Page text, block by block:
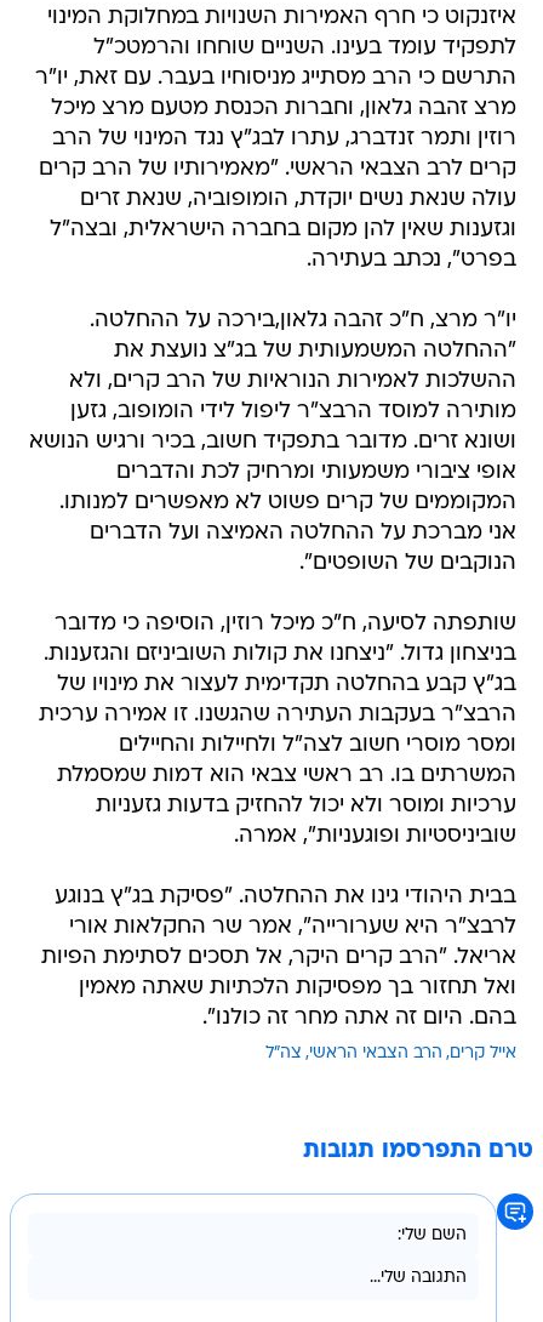
איזנקוט כי חרף האמירות השנויות במחלוקת המינוי
לתפקיד עומד בעינו. השניים שוחחו והרמטכ"ל
התרשם כי הרב מסתייג מניסוחיו בעבר. עם זאת, יו"ר
מרצ זהבה גלאון, וחברות הכנסת מטעם מרצ מיכל
רוזין ותמר זנדברג, עתרו לבג"ץ נגד המינוי של הרב
קרים לרב הצבאי הראשי. "מאמירותיו של הרב קרים
עולה שנאת נשים יוקדת, הומופוביה, שנאת זרים
וגזענות שאין להן מקום בחברה הישראלית, ובצה"ל
בפרט", נכתב בעתירה.
יו"ר מרצ, ח"כ זהבה גלאון,בירכה על ההחלטה.
"ההחלטה המשמעותית של בג"צ נועצת את
ההשלכות לאמירות הנוראיות של הרב קרים, ולא
מותירה למוסד הרבצ"ר ליפול לידי הומופוב, גזען
ושונא זרים. מדובר בתפקיד חשוב, בכיר ורגיש הנושא
אופי ציבורי משמעותי ומרחיק לכת והדברים
המקוממים של קרים פשוט לא מאפשרים למנותו.
אני מברכת על ההחלטה האמיצה ועל הדברים
הנוקבים של השופטים".
שותפתה לסיעה, ח"כ מיכל רוזין, הוסיפה כי מדובר
בניצחון גדול. "ניצחנו את קולות ‏השוביניזם והגזענות.
בג"ץ קבע בהחלטה תקדימית לעצור את מינויו של
הרבצ"ר בעקבות העתירה שהגשנו. זו אמירה ערכית
ומסר מוסרי חשוב לצה"ל ולחיילות והחיילים
המשרתים בו. רב ראשי צבאי הוא דמות שמסמלת
ערכיות ומוסר ולא יכול להחזיק בדעות גזעניות
שוביניסטיות ופוגעניות", אמרה.
בבית היהודי גינו את ההחלטה. "פסיקת בג"ץ בנוגע
לרבצ"ר היא שערורייה", אמר שר החקלאות אורי
אריאל. "‏הרב קרים היקר, אל תסכים לסתימת הפיות
ואל תחזור בך מפסיקות הלכתיות שאתה מאמין
בהם. היום זה אתה מחר זה כולנו".
אייל קרים הרב הצבאי הראשי צה"ל
טרם התפרסמו תגובות